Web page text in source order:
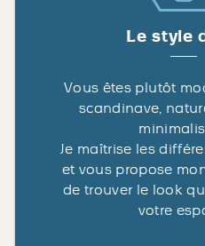
Le style
Vous êtes plutôt
scandinave,
Je maîtrise les
et vous propose
de trouver le look
votre